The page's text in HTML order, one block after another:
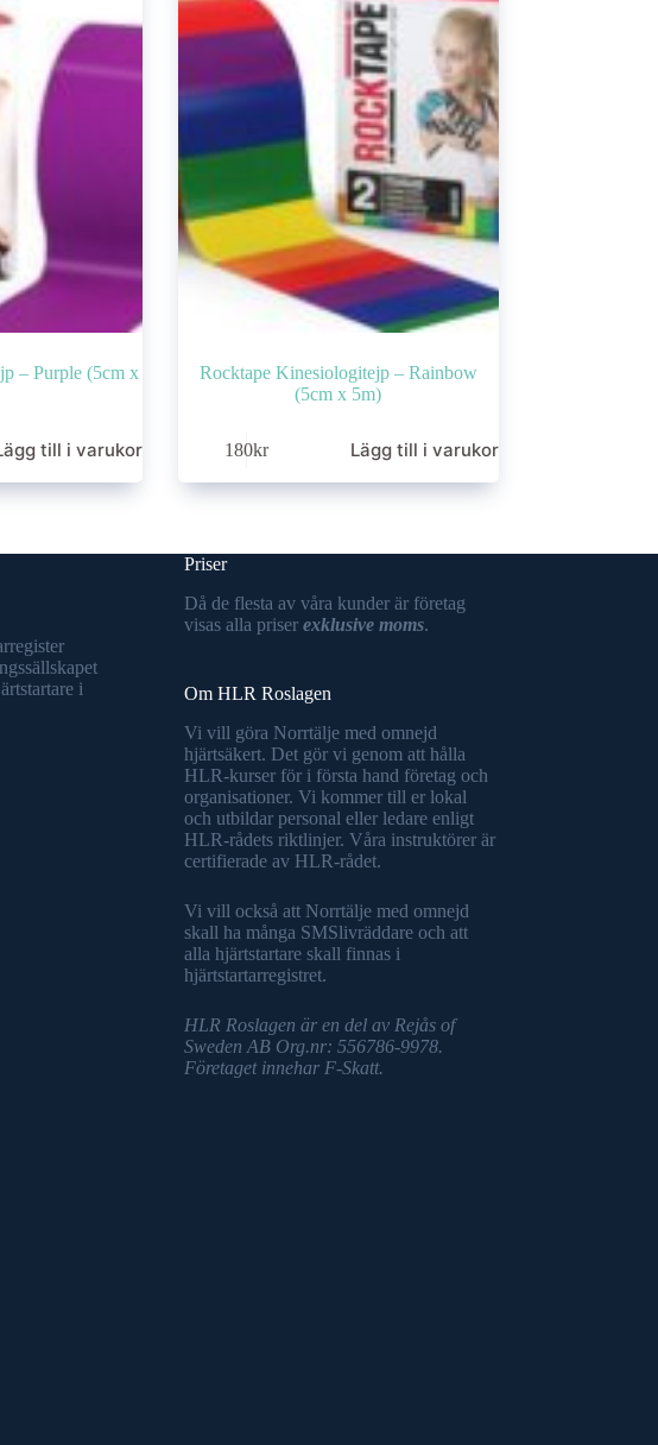
– Purple (5cm x
till i varukorg
Rocktape Kinesiologitejp – Rainbow
(5cm x 5m)
180kr Lägg till i varukorg
i
Priser
Då de flesta av våra kunder är företag
visas alla priser exklusive moms.
Om HLR Roslagen
Vi vill göra Norrtälje med omnejd
hjärtsäkert. Det gör vi genom att hålla
HLR-kurser för i första hand företag och
organisationer. Vi kommer till er lokal
och utbildar personal eller ledare enligt
HLR-rådets riktlinjer. Våra instruktörer är
certifierade av HLR-rådet.
Vi vill också att Norrtälje med omnejd
skall ha många SMSlivräddare och att
alla hjärtstartare skall finnas i
hjärtstartarregistret.
HLR Roslagen är en del av Rejås of
Sweden AB Org.nr: 556786-9978.
Företaget innehar F-Skatt.